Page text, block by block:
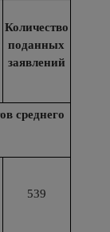
Количество
поданных
заявлений
среднего
539